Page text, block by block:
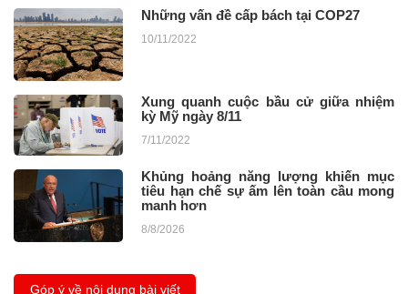
Những vấn đề cấp bách tại COP27
10/11/2022
Xung quanh cuộc bầu cử giữa nhiệm
kỳ Mỹ ngày 8/11
7/11/2022
Khủng hoảng năng lượng khiến mục
tiêu hạn chế sự ấm lên toàn cầu mong
manh hơn
8/8/2026
Góp ý về nội dung bài viết